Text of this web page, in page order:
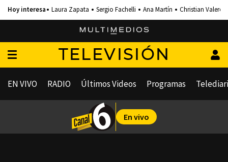
Laura Zapata Sergio Fachelli Ana Martín Christian Valero
TELEVISIÓN
EN VIVO RADIO Últimos Videos Programas
En vivo